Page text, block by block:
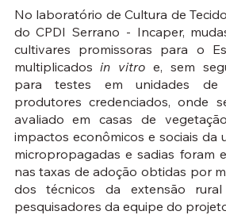
No laboratório de Cultura de
do CPDI Serrano - Incaper,
cultivares promissoras para o
multiplicadosin vitro e, sem
para testes em unidades de
produtores credenciados, onde
avaliado em casas de
impactos econômicos e sociais da
micropropagadas e sadias foram
nas taxas de adoção obtidas por
dos técnicos da extensão
pesquisadores da equipe do